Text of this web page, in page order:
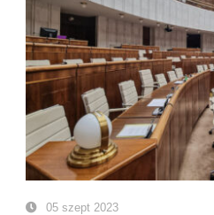
05 szept 2023